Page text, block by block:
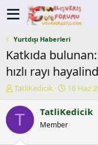
Yurtdışı Haberleri
Katkıda
hızlı rayı
K
n
y
TatliKedicik
B
ş
16 Haz
T TatliKedicik
Member